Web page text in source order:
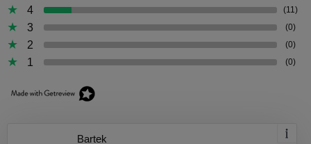
4 (11)
3 (0)
2 (0)
1 (0)
Bartek